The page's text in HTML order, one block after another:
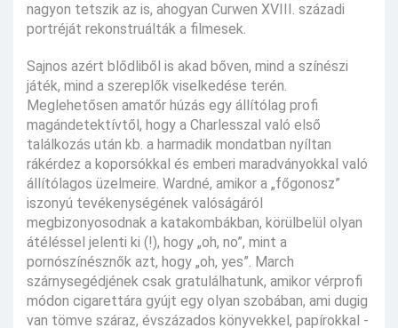
nagyon tetszik az is, ahogyan Curwen XVIII. századi
portréját rekonstruálták a filmesek.
Sajnos azért blődliből is akad bőven, mind a színészi
játék, mind a szereplők viselkedése terén.
Meglehetősen amatőr húzás egy állítólag profi
magándetektívtől, hogy a Charlesszal való első
találkozás után kb. a harmadik mondatban nyíltan
rákérdez a koporsókkal és emberi maradványokkal való
állítólagos üzelmeire. Wardné, amikor a „főgonosz”
iszonyú tevékenységének valóságáról
megbizonyosodnak a katakombákban, körülbelül olyan
átéléssel jelenti ki (!), hogy „oh, no”, mint a
pornószínésznők azt, hogy „oh, yes”. March
szárnysegédjének csak gratulálhatunk, amikor vérprofi
módon cigarettára gyújt egy olyan szobában, ami dugig
van tömve száraz, évszázados könyvekkel, papírokkal -